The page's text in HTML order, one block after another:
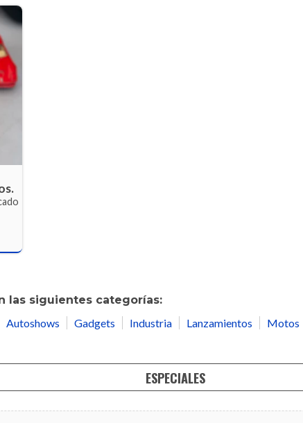
las siguientes categorías:
Autoshows Gadgets Industria Lanzamientos Motos
ESPECIALES